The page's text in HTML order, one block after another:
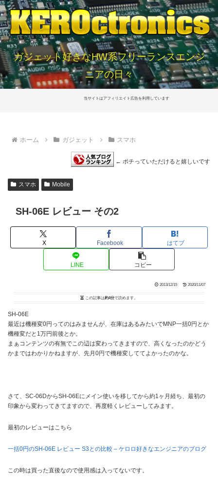
ガジェット好きなHW系フリーランスエンジ
ニアの日々
当サイトはアフィリエイト広告を利用しています
ホーム ガジェット スマホ
← ポチっていただけると嬉しいです
スマホ Mobile
SH-06E レビュー その2
X Facebook はてブ
LINE コピー
2013/12/15 2020/11/07
この記事は約4分で読めます。
SH-06E
最近は機種変0円ってのはみませんが、在庫はあるみたいでMNP一括0円とか
機種変だと1万円前後とか。
まぁコンテンツの有無でこの辺は変わってきますので、高くなったのかどう
かまではわかりかねますが、先月0円で機種変しててよかったのかな。
さて、SC-06DからSH-06Eにメイン使いを移してから約1ヶ月経ち、最初の
印象から変わってきてますので、再度軽くレビューしてみます。
最初のレビューはこちら
一括0円のSH-06E レビュー S3との比較 – ケロロ好きなエンジニアのブログ
この時は買った直後なので使用感は入ってないです。